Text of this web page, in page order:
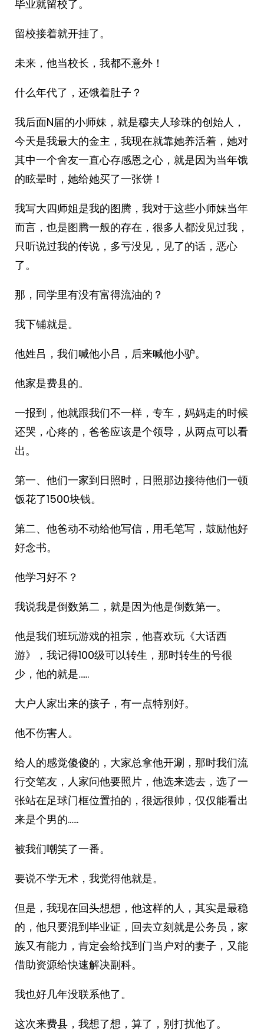
毕业就留校了。
留校接着就开挂了。
未来，他当校长，我都不意外！
什么年代了，还饿着肚子？
我后面N届的小师妹，就是穆夫人珍珠的创始人，
今天是我最大的金主，我现在就靠她养活着，她对
其中一个舍友一直心存感恩之心，就是因为当年饿
的眩晕时，她给她买了一张饼！
我写大四师姐是我的图腾，我对于这些小师妹当年
而言，也是图腾一般的存在，很多人都没见过我，
只听说过我的传说，多亏没见，见了的话，恶心
了。
那，同学里有没有富得流油的？
我下铺就是。
他姓吕，我们喊他小吕，后来喊他小驴。
他家是费县的。
一报到，他就跟我们不一样，专车，妈妈走的时候
还哭，心疼的，爸爸应该是个领导，从两点可以看
出。
第一、他们一家到日照时，日照那边接待他们一顿
饭花了1500块钱。
第二、他爸动不动给他写信，用毛笔写，鼓励他好
好念书。
他学习好不？
我说我是倒数第二，就是因为他是倒数第一。
他是我们班玩游戏的祖宗，他喜欢玩《大话西
游》，我记得100级可以转生，那时转生的号很
少，他的就是……
大户人家出来的孩子，有一点特别好。
他不伤害人。
给人的感觉傻傻的，大家总拿他开涮，那时我们流
行交笔友，人家问他要照片，他选来选去，选了一
张站在足球门框位置拍的，很远很帅，仅仅能看出
来是个男的……
被我们嘲笑了一番。
要说不学无术，我觉得他就是。
但是，我现在回头想想，他这样的人，其实是最稳
的，他只要混到毕业证，回去立刻就是公务员，家
族又有能力，肯定会给找到门当户对的妻子，又能
借助资源给快速解决副科。
我也好几年没联系他了。
这次来费县，我想了想，算了，别打扰他了。